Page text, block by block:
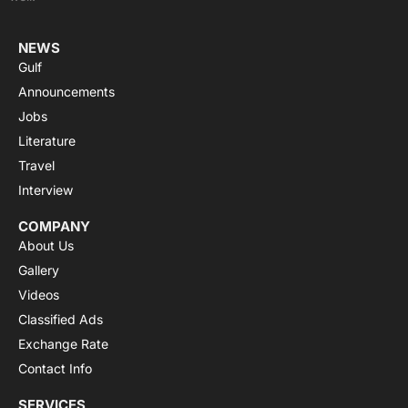
NEWS
Gulf
Announcements
Jobs
Literature
Travel
Interview
COMPANY
About Us
Gallery
Videos
Classified Ads
Exchange Rate
Contact Info